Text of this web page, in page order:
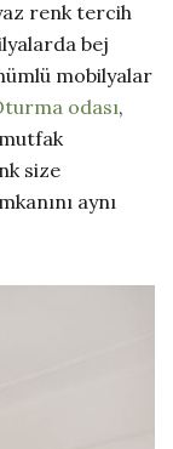
renk tercih
bej
mobilyalar
odası,
size
aynı